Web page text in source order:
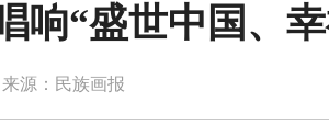
响“盛世中国、
来源：民族画报